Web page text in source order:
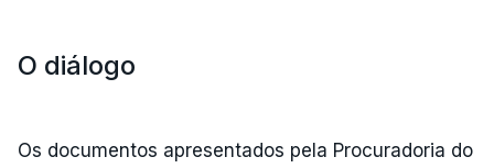
O diálogo
Os documentos apresentados pela Procuradoria do